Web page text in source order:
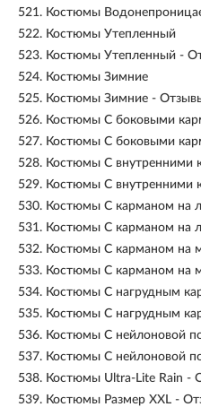
521. Костюмы
522. Костюмы Утепленный
523. Костюмы Утепленный -
524. Костюмы Зимние
525. Костюмы Зимние -
526. Костюмы С боковыми
527. Костюмы С боковыми
528. Костюмы С внутренними
529. Костюмы С внутренними
530. Костюмы С карманом на
531. Костюмы С карманом на
532. Костюмы С карманом на
533. Костюмы С карманом на
534. Костюмы С нагрудным
535. Костюмы С нагрудным
536. Костюмы С нейлоновой
537. Костюмы С нейлоновой
538. Костюмы Ultra-Lite Rain -
539. Костюмы Размер XXL -